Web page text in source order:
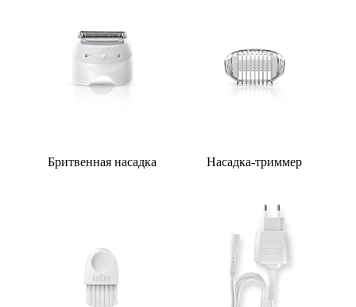
Бритвенная насадка Насадка-триммер